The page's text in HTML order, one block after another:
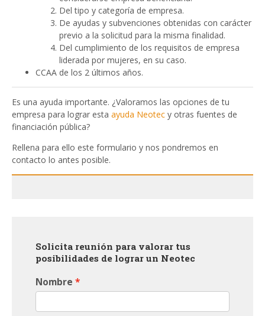
Del tipo y categoría de empresa.
De ayudas y subvenciones obtenidas con carácter
previo a la solicitud para la misma finalidad.
Del cumplimiento de los requisitos de empresa
liderada por mujeres, en su caso.
CCAA de los 2 últimos años.
Es una ayuda importante. ¿Valoramos las opciones de tu
empresa para lograr esta ayuda Neotec y otras fuentes de
financiación pública?
Rellena para ello este formulario y nos pondremos en
contacto lo antes posible.
Solicita reunión para valorar tus
posibilidades de lograr un Neotec
Nombre